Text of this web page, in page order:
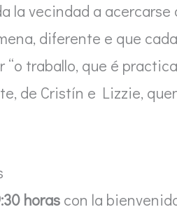
la vecindad a acercarse
diferente e que
“o traballo, que é
de Cristín e Lizzie,
horas con la